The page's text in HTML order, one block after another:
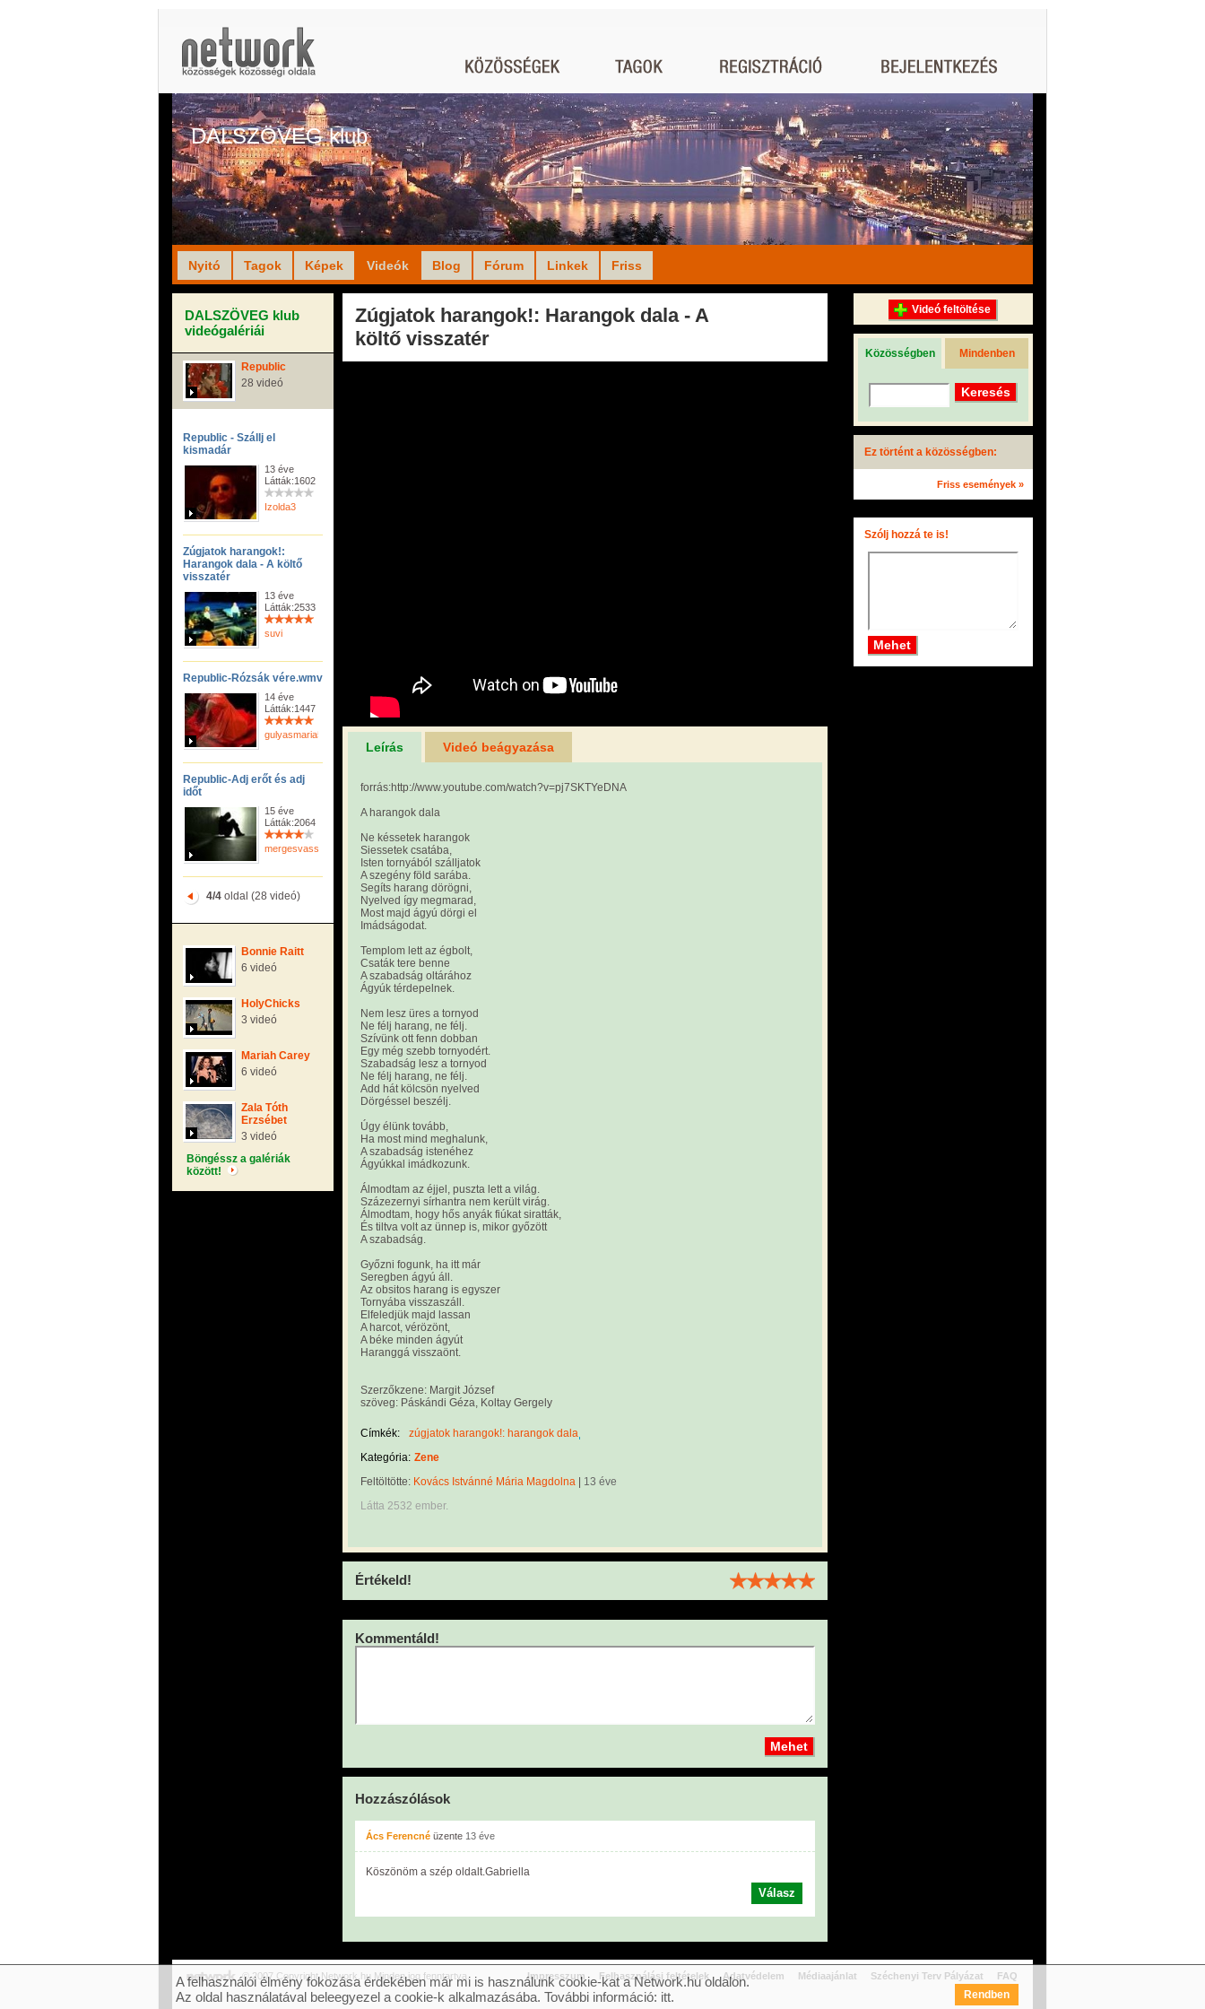
DALSZÖVEG klub
Nyitó Tagok Képek Videók Blog Fórum Linkek Friss
DALSZÖVEG klub
videógalériái
Republic
28 videó
Republic - Szállj el
kismadár
13 éve
Látták:1602
Izolda3
Zúgjatok harangok!:
Harangok dala - A költő
visszatér
13 éve
Látták:2533
suvi
Republic-Rózsák vére.wmv
14 éve
Látták:1447
gulyasmaria52
Republic-Adj erőt és adj
időt
15 éve
Látták:2064
mergesvasseta
4/4oldal (28 videó)
Bonnie Raitt
6 videó
HolyChicks
3 videó
Mariah Carey
6 videó
Zala Tóth
Erzsébet
3 videó
Böngéssz a galériák
között!
Zúgjatok harangok!: Harangok dala - A
költő visszatér
Leírás Videó beágyazása
forrás:http://www.youtube.com/watch?v=pj7SKTYeDNA
A harangok dala
Ne késsetek harangok
Siessetek csatába,
Isten tornyából szálljatok
A szegény föld sarába.
Segíts harang dörögni,
Nyelved így megmarad,
Most majd ágyú dörgi el
Imádságodat.
Templom lett az égbolt,
Csaták tere benne
A szabadság oltárához
Ágyúk térdepelnek.
Nem lesz üres a tornyod
Ne félj harang, ne félj.
Szívünk ott fenn dobban
Egy még szebb tornyodért.
Szabadság lesz a tornyod
Ne félj harang, ne félj.
Add hát kölcsön nyelved
Dörgéssel beszélj.
Úgy élünk tovább,
Ha most mind meghalunk,
A szabadság istenéhez
Ágyúkkal imádkozunk.
Álmodtam az éjjel, puszta lett a világ.
Százezernyi sírhantra nem került virág.
Álmodtam, hogy hős anyák fiúkat siratták,
És tiltva volt az ünnep is, mikor győzött
A szabadság.
Győzni fogunk, ha itt már
Seregben ágyú áll.
Az obsitos harang is egyszer
Tornyába visszaszáll.
Elfeledjük majd lassan
A harcot, vérözönt,
A béke minden ágyút
Haranggá visszaönt.
Szerzőkzene: Margit József
szöveg: Páskándi Géza, Koltay Gergely
Címkék:
zúgjatok harangok!: harangok dala
Kategória: Zene
Feltöltötte: Kovács Istvánné Mária Magdolna
13 éve
Látta 2532 ember.
Értékeld!
Kommentáld!
Hozzászólások
Ács Ferencné üzente 13 éve
Köszönöm a szép oldalt.Gabriella
Válasz
Videó feltöltése
Közösségben Mindenben
Ez történt a közösségben:
Friss események »
Szólj hozzá te is!
© 2007 Copyright Network.hu Minden jog fenntartva. Impresszum Felhasználási feltételek Adatvédelem Médiaajánlat Széchenyi Terv Pályázat FAQ
A felhasználói élmény fokozása érdekében már mi is használunk cookie-kat a Network.hu oldalon.
Az oldal használatával beleegyezel a cookie-k alkalmazásába. További információ: itt. Rendben